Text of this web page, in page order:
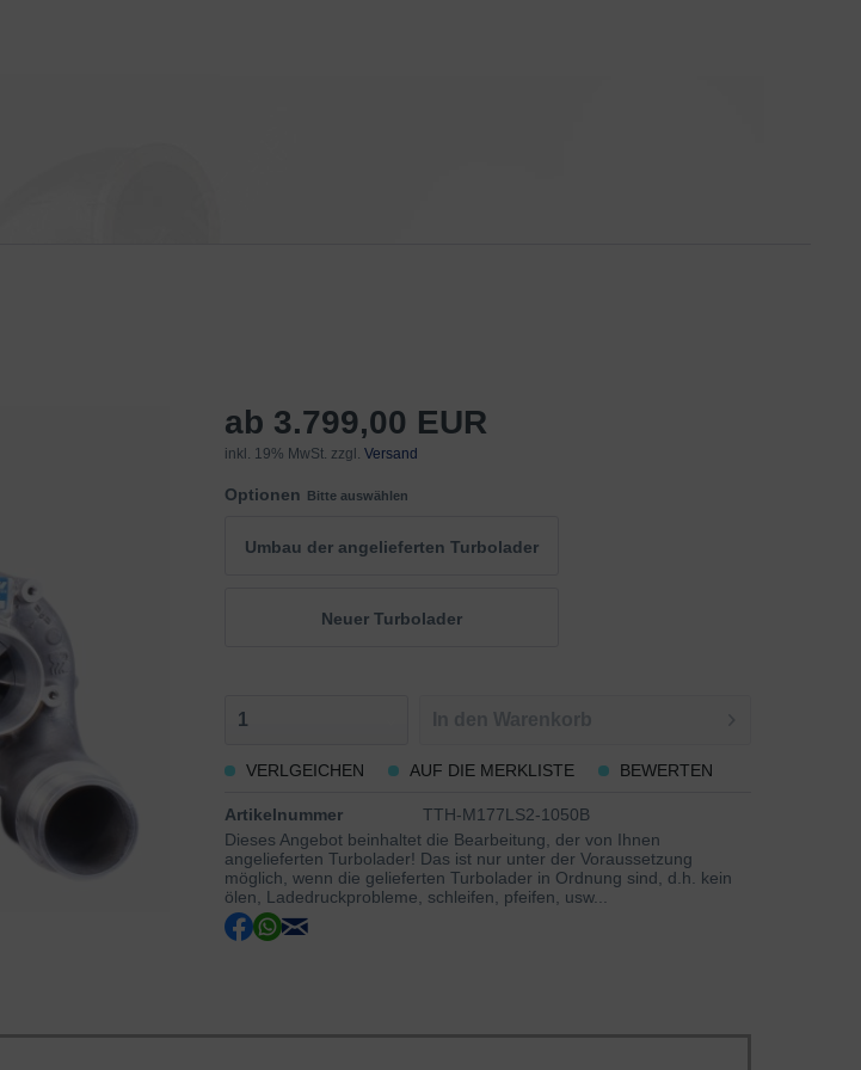
ab 3.799,00 EUR
inkl. 19% MwSt. zzgl.Versand
Optionen Bitte auswählen
Umbau der angelieferten Turbolader
Neuer Turbolader
VERLGEICHEN AUF DIE MERKLISTE BEWERTEN
Artikelnummer
TTH-M177LS2-1050B
Dieses Angebot beinhaltet die Bearbeitung, der von Ihnen
angelieferten Turbolader! Das ist nur unter der Voraussetzung
möglich, wenn die gelieferten Turbolader in Ordnung sind, d.h. kein
ölen, Ladedruckprobleme, schleifen, pfeifen, usw...